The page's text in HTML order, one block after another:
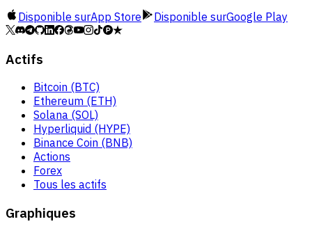
Disponible surApp Store Disponible surGoogle Play
Actifs
Bitcoin (BTC)
Ethereum (ETH)
Solana (SOL)
Hyperliquid (HYPE)
Binance Coin (BNB)
Actions
Forex
Tous les actifs
Graphiques